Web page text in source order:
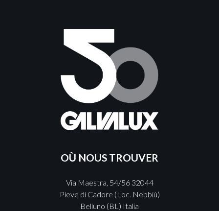
OÙ NOUS TROUVER
Via Maestra, 54/56 32044
Pieve di Cadore (Loc. Nebbiù)
Belluno (BL) Italia